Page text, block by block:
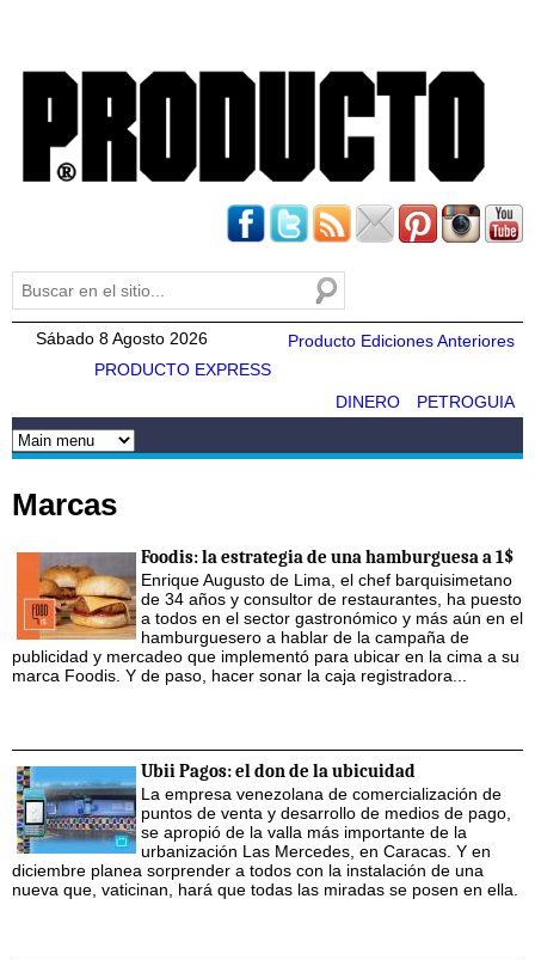
Formulario de búsqueda
Buscar
Sábado 8 Agosto 2026
Producto Ediciones Anteriores
PRODUCTO EXPRESS
PETROGUIA
DINERO
Marcas
Foodis: la estrategia de una hamburguesa a 1$
Enrique Augusto de Lima, el chef barquisimetano
de 34 años y consultor de restaurantes, ha puesto
a todos en el sector gastronómico y más aún en el
hamburguesero a hablar de la campaña de
publicidad y mercadeo que implementó para ubicar en la cima a su
marca Foodis. Y de paso, hacer sonar la caja registradora...
Ubii Pagos: el don de la ubicuidad
La empresa venezolana de comercialización de
puntos de venta y desarrollo de medios de pago,
se apropió de la valla más importante de la
urbanización Las Mercedes, en Caracas. Y en
diciembre planea sorprender a todos con la instalación de una
nueva que, vaticinan, hará que todas las miradas se posen en ella.